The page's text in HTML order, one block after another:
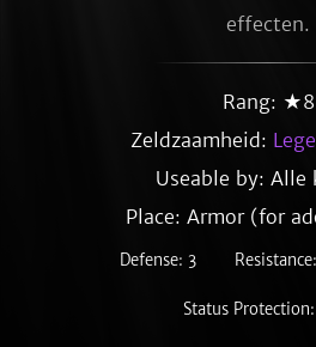
effecten.
Rang: ★8
Zeldzaamheid:
Useable by: Alle
Place: Armor (for
Defense: 3
Status